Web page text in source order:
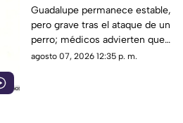
de salud tras salvar a
sus nietas del ataque de
un perro
Guadalupe permanece estable,
pero grave tras el ataque de un
perro; médicos advierten que
podría perder una mano o
agosto 07, 2026 12:35 p. m.